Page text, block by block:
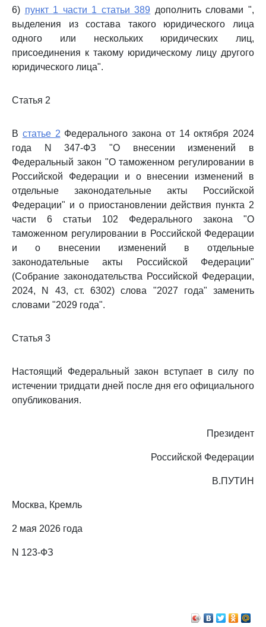
6) пункт 1 части 1 статьи 389 дополнить словами ",
выделения из состава такого юридического лица
одного или нескольких юридических лиц,
присоединения к такому юридическому лицу другого
юридического лица".
Статья 2
В статье 2 Федерального закона от 14 октября 2024
года N 347-ФЗ "О внесении изменений в
Федеральный закон "О таможенном регулировании в
Российской Федерации и о внесении изменений в
отдельные законодательные акты Российской
Федерации" и о приостановлении действия пункта 2
части 6 статьи 102 Федерального закона "О
таможенном регулировании в Российской Федерации
и о внесении изменений в отдельные
законодательные акты Российской Федерации"
(Собрание законодательства Российской Федерации,
2024, N 43, ст. 6302) слова "2027 года" заменить
словами "2029 года".
Статья 3
Настоящий Федеральный закон вступает в силу по
истечении тридцати дней после дня его официального
опубликования.
Президент
Российской Федерации
В.ПУТИН
Москва, Кремль
2 мая 2026 года
N 123-ФЗ